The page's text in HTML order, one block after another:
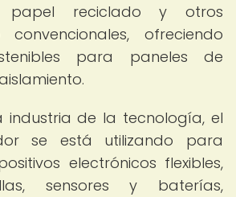
papel reciclado y otros
ofreciendo
para paneles de
industria de la tecnología, el
se está utilizando para
electrónicos flexibles,
sensores y baterías,